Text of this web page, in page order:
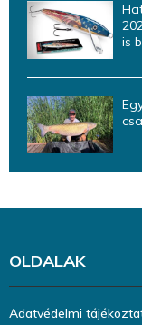
is
OLDALAK
Adatvédelmi